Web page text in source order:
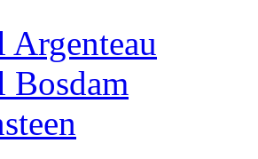
Argenteau
Bosdam